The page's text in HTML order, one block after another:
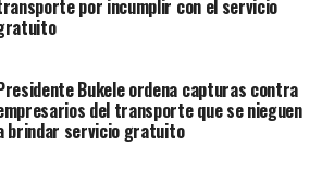
por incumplir con el servicio
Bukele ordena capturas contra
del transporte que se nieguen
brindar servicio gratuito